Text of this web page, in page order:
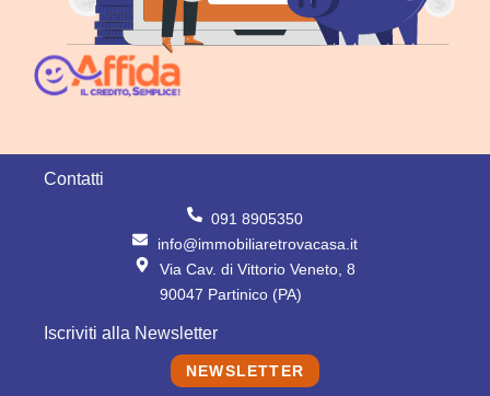
Contatti
091 8905350
info@immobiliaretrovacasa.it
Via Cav. di Vittorio Veneto, 8
90047 Partinico (PA)
Iscriviti alla Newsletter
NEWSLETTER